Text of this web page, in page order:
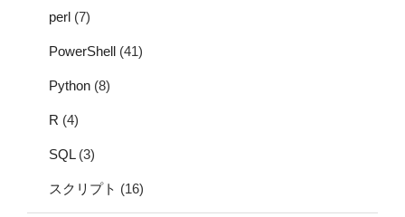
perl (7)
PowerShell (41)
Python (8)
R (4)
SQL(3)
スクリプト (16)